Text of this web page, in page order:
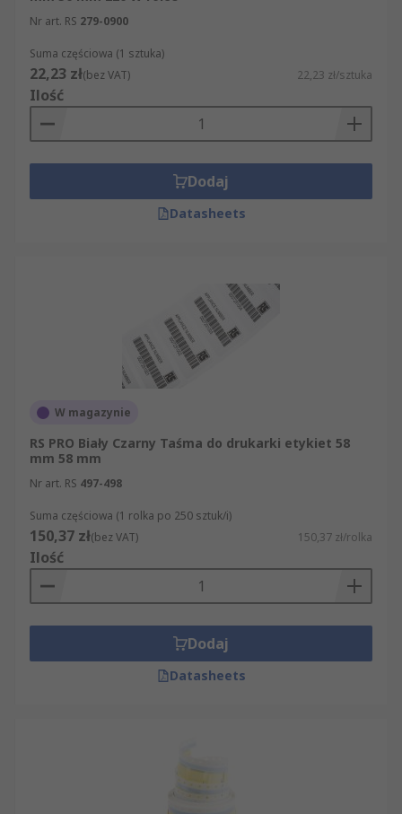
Nr art. RS 279-0900
Suma częściowa (1 sztuka)
22,23 zł(bez VAT) 22,23 zł/sztuka
Ilość
Dodaj
Datasheets
W magazynie
RS PRO Biały Czarny Taśma do drukarki etykiet 58
mm 58 mm
Nr art. RS 497-498
Suma częściowa (1 rolka po 250 sztuk/i)
150,37 zł(bez VAT) 150,37 zł/rolka
Ilość
Dodaj
Datasheets